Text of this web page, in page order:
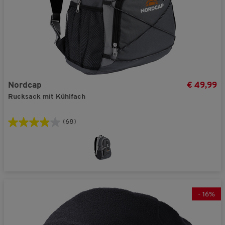
Nordcap
Rucksack mit Kühlfach
€ 49,99
(68)
- 16%